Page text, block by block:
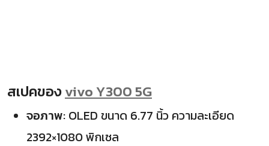
สเปคของvivo Y300 5G
จอภาพ: OLED ขนาด 6.77 นิ้ว ความละเอียด
2392×1080 พิกเซล